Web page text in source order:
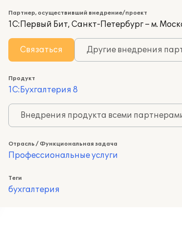
Партнер, осуществивший внедрение/проект
1С:Первый Бит, Санкт-Петербург – м.
Связаться Другие внедрения
Продукт
1С:Бухгалтерия 8
Внедрения продукта всеми
Отрасль / Функциональная задача
Профессиональные услуги
Теги
бухгалтерия